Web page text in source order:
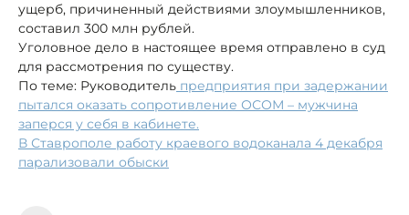
ущерб, причиненный действиями злоумышленников,
составил 300 млн рублей.
Уголовное дело в настоящее время отправлено в суд
для рассмотрения по существу.
По теме: Руководитель предприятия при задержании
пытался оказать сопротивление ОСОМ – мужчина
заперся у себя в кабинете.
В Ставрополе работу краевого водоканала 4 декабря
парализовали обыски